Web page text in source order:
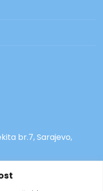
br.7, Sarajevo,